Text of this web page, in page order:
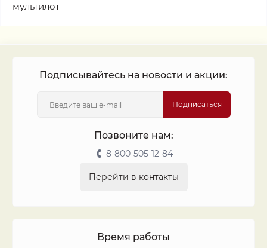
мультилот
Подписывайтесь на новости и акции:
Подписаться
Позвоните нам:
8-800-505-12-84
Перейти в контакты
Время работы